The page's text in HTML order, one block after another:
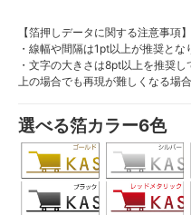
【箔押しデータに関する注意事項】
・線幅や間隔は1pt以上が推奨とな
・文字の大きさは8pt以上を推奨
上の場合でも再現が難しくなる場合
選べる箔カラー6色